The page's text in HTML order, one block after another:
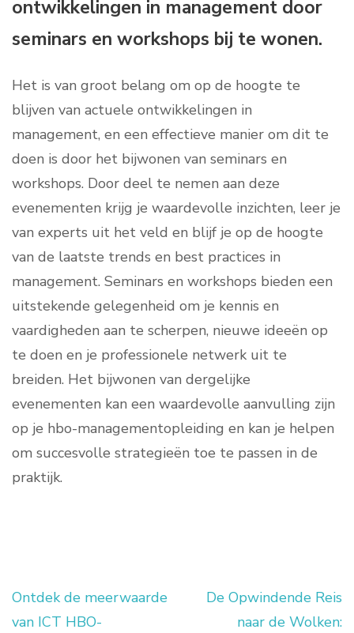
ontwikkelingen in management door
seminars en workshops bij te wonen.
Het is van groot belang om op de hoogte te
blijven van actuele ontwikkelingen in
management, en een effectieve manier om dit te
doen is door het bijwonen van seminars en
workshops. Door deel te nemen aan deze
evenementen krijg je waardevolle inzichten, leer je
van experts uit het veld en blijf je op de hoogte
van de laatste trends en best practices in
management. Seminars en workshops bieden een
uitstekende gelegenheid om je kennis en
vaardigheden aan te scherpen, nieuwe ideeën op
te doen en je professionele netwerk uit te
breiden. Het bijwonen van dergelijke
evenementen kan een waardevolle aanvulling zijn
op je hbo-managementopleiding en kan je helpen
om succesvolle strategieën toe te passen in de
praktijk.
Berichtnavigatie
Ontdek de meerwaarde
van ICT HBO-
De Opwindende Reis
naar de Wolken: